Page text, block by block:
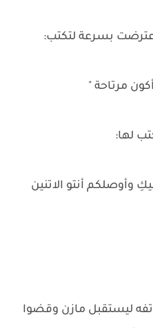
بسرعة لتكتب:
مرتاحة "
لها:
أنتو الاتنين
ليستقبل مازن وقضوا